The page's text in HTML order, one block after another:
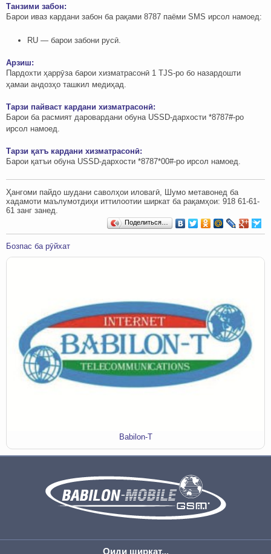
Танзими забон:
Барои иваз кардани забон ба рақами 8787 паёми SMS ирсол намоед:
RU — барои забони русӣ.
Арзиш:
Пардохти ҳаррӯза барои хизматрасонӣ 1 TJS-ро бо назардошти
ҳамаи андозҳо ташкил медиҳад.
Тарзи пайваст кардани хизматрасонӣ:
Барои ба расмият даровардани обуна USSD-дархости *8787#-ро
ирсол намоед.
Тарзи қатъ кардани хизматрасонӣ:
Барои қатъи обуна USSD-дархости *8787*00#-ро ирсол намоед.
Ҳангоми пайдо шудани саволҳои иловагӣ, Шумо метавонед ба
хадамоти маълумотдиҳи иттилоотии ширкат ба рақамҳои: ‎‎918 61-61-
61 занг занед.
Поделиться…
Бозпас ба рӯйхат
Babilon-T
Оиди ширкат...